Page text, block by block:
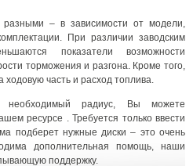
– в зависимости от модели,
При различии заводским
показатели возможности
торможения и разгона. Кроме того,
ходовую часть и расход топлива.
необходимый радиус, Вы можете
ресурсе . Требуется только ввести
подберет нужные диски – это очень
дополнительная помощь, наши
поддержку.